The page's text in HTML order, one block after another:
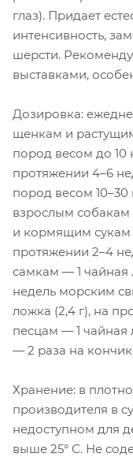
глаз). Придает
интенсивность,
шерсти.
выставками,
Дозировка:
щенкам и
пород весом до 10
протяжении 4–6
пород весом
взрослым
и кормящим
протяжении 2–4
самкам — 1 чайная
недель морским
ложка (2,4 г), на
песцам — 1 чайная
— 2 раза на
Хранение: в
производителя в
недоступном для
выше 25° С. Не